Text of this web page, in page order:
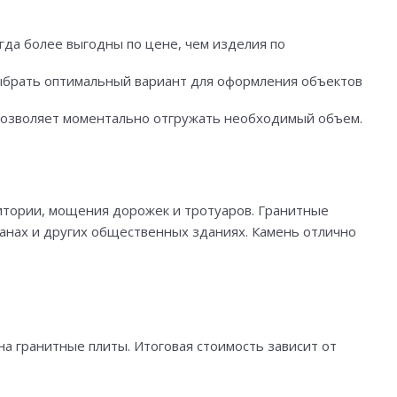
более выгодны по цене, чем изделия по
оптимальный вариант для оформления объектов
моментально отгружать необходимый объем.
мощения дорожек и тротуаров. Гранитные
и других общественных зданиях. Камень отлично
гранитные плиты. Итоговая стоимость зависит от